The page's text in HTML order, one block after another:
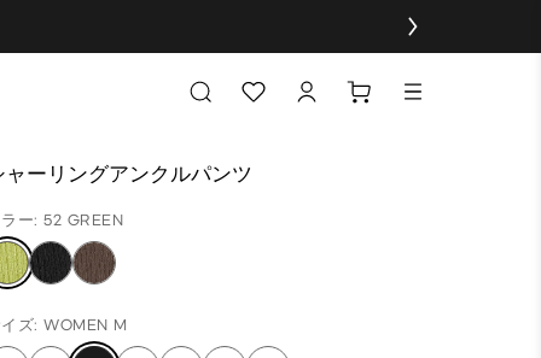
ャーリングアンクルパンツ
ー: 52 GREEN
ズ: WOMEN M